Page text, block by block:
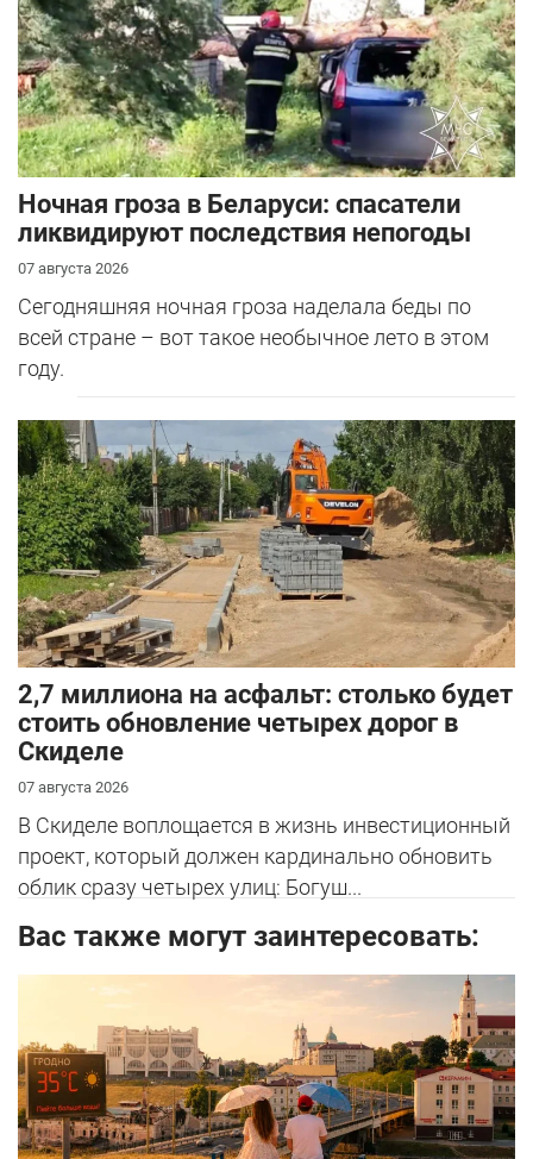
Ночная гроза в Беларуси: спасатели
ликвидируют последствия непогоды
07 августа 2026
Сегодняшняя ночная гроза наделала беды по
всей стране – вот такое необычное лето в этом
году.
2,7 миллиона на асфальт: столько будет
стоить обновление четырех дорог в
Скиделе
07 августа 2026
В Скиделе воплощается в жизнь инвестиционный
проект, который должен кардинально обновить
облик сразу четырех улиц: Богуш...
Вас также могут заинтересовать: